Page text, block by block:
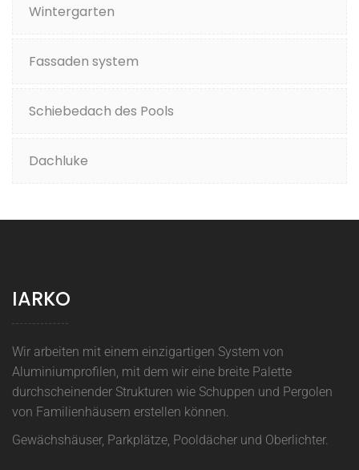
Wintergarten
Fassaden system
Schiebedach des Pools
Dachluke
IARKO
Wir arbeiten mit einem einzigartigen System von
Aluminiumprofilen, mit dem wir eine breite Palette
durchscheinender Strukturen wie Schuppen und Pergolen
von Familienhäusern erstellen können.
Gewächshäuser, Parkplätze, Pooldächer und Oberlichter.